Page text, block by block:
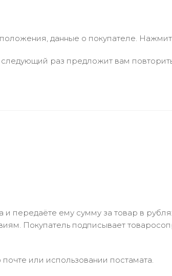
данные о покупателе.
раз предложит вам
передаёте ему сумму за товар в
Покупатель подписывает
или использовании постамата.